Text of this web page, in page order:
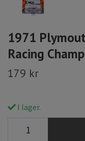
1971
Racing
179 kr
I lager.